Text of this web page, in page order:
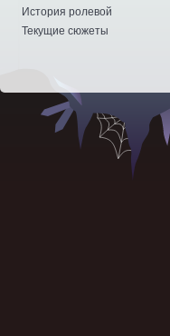
История ролевой
Текущие сюжеты